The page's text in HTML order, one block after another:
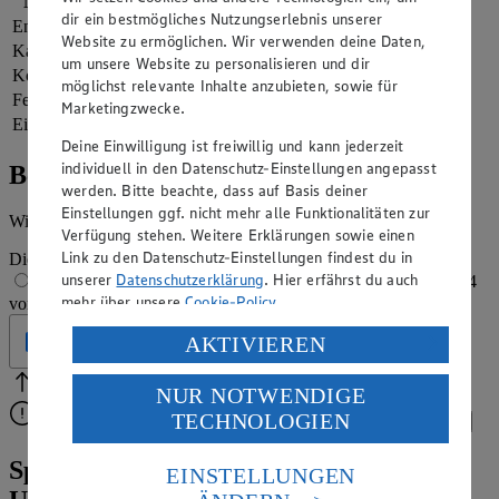
Energie
2.692 kj (32 %)
Kalorien
643 kcal (32 %)
Kohlenhydrate 50 g
Fett
Eiweiß
Bewertung
Wie hat es dir geschmeckt?
Die Bewertung wird automatisch gespeichert
1 von 5 Sternen
2 von 5 Sternen 3 von 5 Sternen
4
von 5 Sternen
5 von 5 Sternen
Bitte Pfeile benutzen
Vielen Dank für deine Bewertung.
Bitte wähle eine Bewertung aus, um fortzufahren.
Spritzig-süßer Frühstückstipp aus dem
dir ein bestmögliches Nutzungserlebnis unserer
Website zu ermöglichen. Wir verwenden deine Daten,
um unsere Website zu personalisieren und dir
möglichst relevante Inhalte anzubieten, sowie für
Marketingzwecke.
Deine Einwilligung ist freiwillig und kann jederzeit
individuell in den Datenschutz-Einstellungen angepasst
werden. Bitte beachte, dass auf Basis deiner
Einstellungen ggf. nicht mehr alle Funktionalitäten zur
Verfügung stehen. Weitere Erklärungen sowie einen
Link zu den Datenschutz-Einstellungen findest du in
unserer Datenschutzerklärung. Hier erfährst du auch
mehr über unsereCookie-Policy.
Verarbeitung deiner personenbezogenen Daten in den
USA durch Facebook und YouTube:
Wenn du auf „Aktivieren“ klickst, willigst du im Sinne
des Art. 49 Abs. 1 Satz 1 lit. a) DSGVO ein, dass deine
Daten in den USA verarbeitet werden. Der EuGH sieht
die USA als Land mit einem nach europäischen
Standards nicht angemessenen Datenschutzniveau an.
AKTIVIEREN
NUR NOTWENDIGE
TECHNOLOGIEN
EINSTELLUNGEN